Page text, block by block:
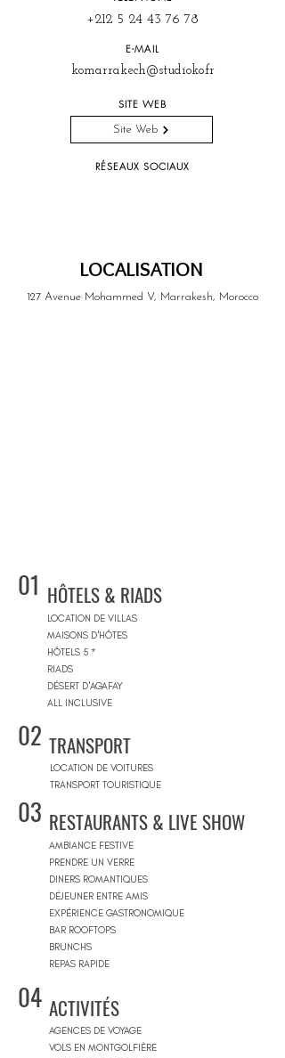
+212 5 24 43 76 78
E-MAIL
komarrakech@studioko.fr
SITE WEB
Site Web
RÉSEAUX SOCIAUX
LOCALISATION
127 Avenue Mohammed V, Marrakesh, Morocco
01 HÔTELS & RIADS
LOCATION DE VILLAS
MAISONS D'HÔTES
HÔTELS 5 *
RIADS
DÉSERT D'AGAFAY
ALL INCLUSIVE
02 TRANSPORT
LOCATION DE VOITURES
TRANSPORT TOURISTIQUE
03 RESTAURANTS & LIVE SHOW
AMBIANCE FESTIVE
PRENDRE UN VERRE
DINERS ROMANTIQUES
DÉJEUNER ENTRE AMIS
EXPÉRIENCE GASTRONOMIQUE
BAR ROOFTOPS
BRUNCHS
REPAS RAPIDE
04 ACTIVITÉS
AGENCES DE VOYAGE
VOLS EN MONTGOLFIÈRE